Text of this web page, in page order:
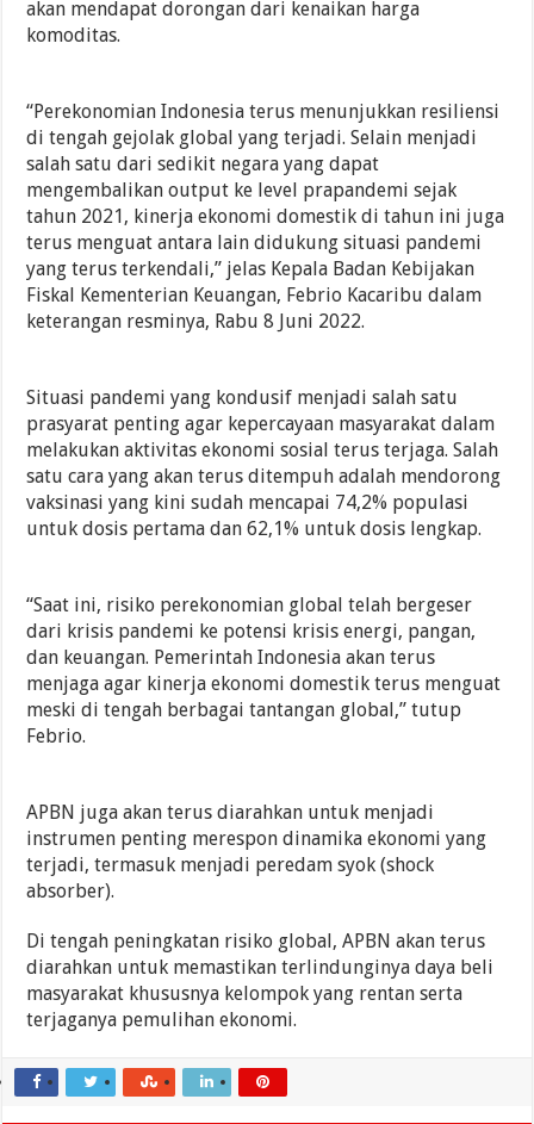
akan mendapat dorongan dari kenaikan harga
komoditas.
“Perekonomian Indonesia terus menunjukkan resiliensi
di tengah gejolak global yang terjadi. Selain menjadi
salah satu dari sedikit negara yang dapat
mengembalikan output ke level prapandemi sejak
tahun 2021, kinerja ekonomi domestik di tahun ini juga
terus menguat antara lain didukung situasi pandemi
yang terus terkendali,” jelas Kepala Badan Kebijakan
Fiskal Kementerian Keuangan, Febrio Kacaribu dalam
keterangan resminya, Rabu 8 Juni 2022.
Situasi pandemi yang kondusif menjadi salah satu
prasyarat penting agar kepercayaan masyarakat dalam
melakukan aktivitas ekonomi sosial terus terjaga. Salah
satu cara yang akan terus ditempuh adalah mendorong
vaksinasi yang kini sudah mencapai 74,2% populasi
untuk dosis pertama dan 62,1% untuk dosis lengkap.
“Saat ini, risiko perekonomian global telah bergeser
dari krisis pandemi ke potensi krisis energi, pangan,
dan keuangan. Pemerintah Indonesia akan terus
menjaga agar kinerja ekonomi domestik terus menguat
meski di tengah berbagai tantangan global,” tutup
Febrio.
APBN juga akan terus diarahkan untuk menjadi
instrumen penting merespon dinamika ekonomi yang
terjadi, termasuk menjadi peredam syok (shock
absorber).
Di tengah peningkatan risiko global, APBN akan terus
diarahkan untuk memastikan terlindunginya daya beli
masyarakat khususnya kelompok yang rentan serta
terjaganya pemulihan ekonomi.